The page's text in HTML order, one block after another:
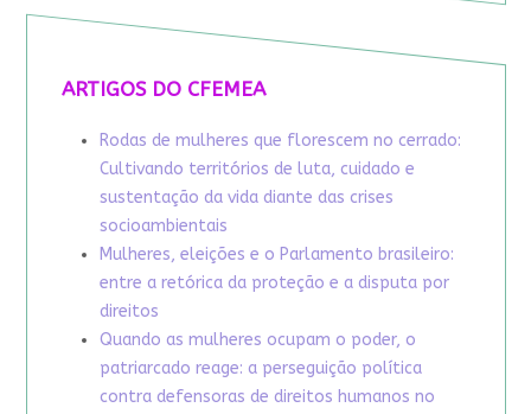
ARTIGOS DO CFEMEA
Rodas de mulheres que florescem no cerrado:
Cultivando territórios de luta, cuidado e
sustentação da vida diante das crises
socioambientais
Mulheres, eleições e o Parlamento brasileiro:
entre a retórica da proteção e a disputa por
direitos
Quando as mulheres ocupam o poder, o
patriarcado reage: a perseguição política
contra defensoras de direitos humanos no